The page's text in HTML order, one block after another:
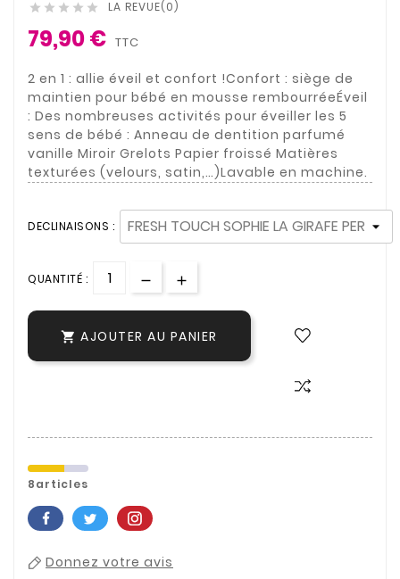
     LA REVUE(0)
79,90 € TTC
2 en 1 : allie éveil et confort !Confort : siège de
maintien pour bébé en mousse rembourréeÉveil
: Des nombreuses activités pour éveiller les 5
sens de bébé : Anneau de dentition parfumé
vanille Miroir Grelots Papier froissé Matières
texturées (velours, satin,…)Lavable en machine.
DECLINAISONS :
QUANTITÉ :
 AJOUTER AU PANIER
8articles
Donnez votre avis